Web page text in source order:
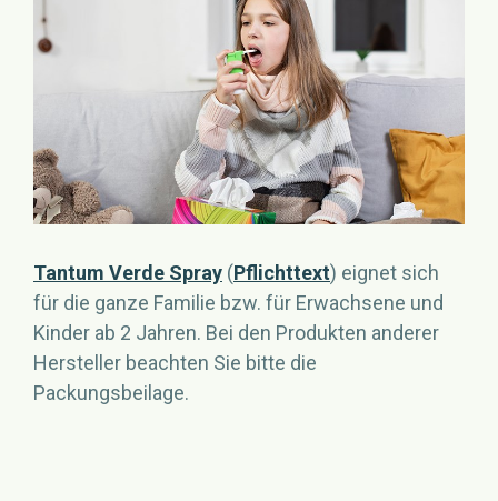
Tantum Verde Spray (Pflichttext) eignet sich
für die ganze Familie bzw. für Erwachsene und
Kinder ab 2 Jahren. Bei den Produkten anderer
Hersteller beachten Sie bitte die
Packungsbeilage.